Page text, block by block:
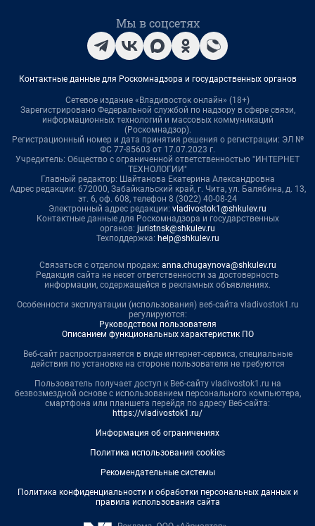
Мы в соцсетях
Контактные данные для Роскомнадзора и государственных органов
Сетевое издание «Владивосток онлайн» (18+)
Зарегистрировано Федеральной службой по надзору в сфере связи,
информационных технологий и массовых коммуникаций
(Роскомнадзор).
Регистрационный номер и дата принятия решения о регистрации: ЭЛ №
ФС 77-85603 от 17.07.2023 г.
Учредитель: Общество с ограниченной ответственностью "ИНТЕРНЕТ
ТЕХНОЛОГИИ"
Главный редактор: Шайтанова Екатерина Александровна
Адрес редакции: 672000, Забайкальский край, г. Чита, ул. Балябина, д. 13,
эт. 6, оф. 608, телефон 8 (3022) 40-08-24
Электронный адрес редакции: vladivostok1@shkulev.ru
Контактные данные для Роскомнадзора и государственных
органов: juristnsk@shkulev.ru
Техподдержка: help@shkulev.ru
Связаться с отделом продаж: anna.chugaynova@shkulev.ru
Редакция сайта не несет ответственности за достоверность
информации, содержащейся в рекламных объявлениях.
Особенности эксплуатации (использования) веб-сайта vladivostok1.ru
регулируются:
Руководством пользователя
Описанием функциональных характеристик ПО
Веб-сайт распространяется в виде интернет-сервиса, специальные
действия по установке на стороне пользователя не требуются
Пользователь получает доступ к Веб-сайту vladivostok1.ru на
безвозмездной основе с использованием персонального компьютера,
смартфона или планшета перейдя по адресу Веб-сайта:
https://vladivostok1.ru/
Информация об ограничениях
Политика использования cookies
Рекомендательные системы
Политика конфиденциальности и обработки персональных данных и
правила использования сайта